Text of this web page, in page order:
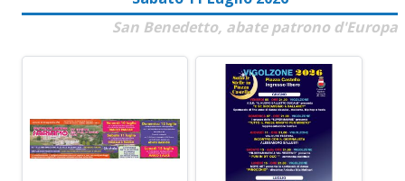
San Benedetto, abate patrono d'Europa